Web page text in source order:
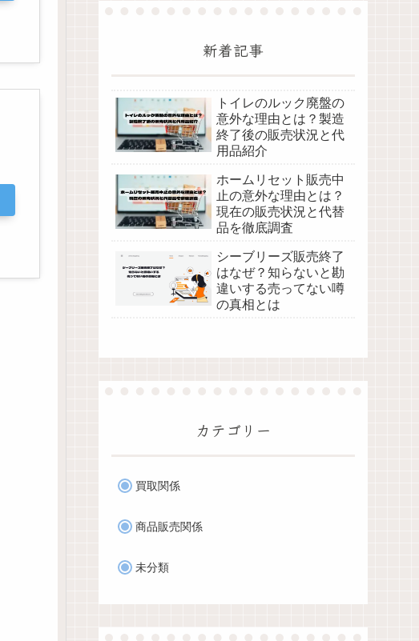
新着記事
トイレのルック廃盤の
意外な理由とは？製造
終了後の販売状況と代
用品紹介
ホームリセット販売中
止の意外な理由とは？
現在の販売状況と代替
品を徹底調査
シーブリーズ販売終了
はなぜ？知らないと勘
違いする売ってない噂
の真相とは
カテゴリー
買取関係
商品販売関係
未分類